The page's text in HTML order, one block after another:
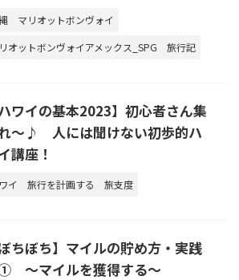
マリオットボンヴォイ
オットボンヴォイアメックス_SPG
旅行記
ハワイの基本2023】初心者さん集
～♪ 人には聞けない初歩的ハ
講座！
イ 旅行を計画する 旅支度
ぼちぼち】マイルの貯め方・実践
～マイルを獲得する～